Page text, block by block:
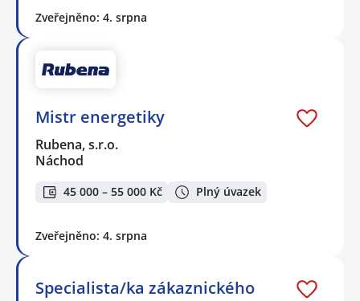
Zveřejněno: 4. srpna
Mistr energetiky
Rubena, s.r.o.
Náchod
45 000 – 55 000 Kč Plný úvazek
Zveřejněno: 4. srpna
Specialista/ka zákaznického